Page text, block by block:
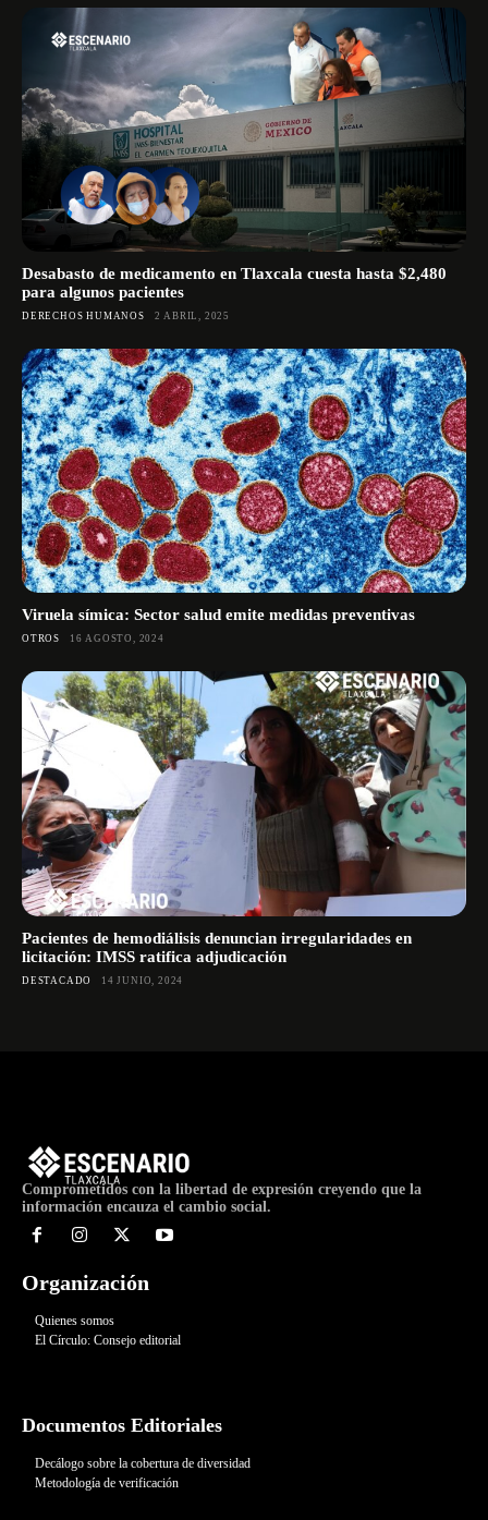
Desabasto de medicamento en Tlaxcala cuesta hasta $2,480
para algunos pacientes
DERECHOS HUMANOS 2 ABRIL, 2025
Viruela símica: Sector salud emite medidas preventivas
OTROS 16 AGOSTO, 2024
Pacientes de hemodiálisis denuncian irregularidades en
licitación: IMSS ratifica adjudicación
DESTACADO 14 JUNIO, 2024
Comprometidos con la libertad de expresión creyendo que la
información encauza el cambio social.
Organización
Quienes somos
El Círculo: Consejo editorial
Documentos Editoriales
Decálogo sobre la cobertura de diversidad
Metodología de verificación